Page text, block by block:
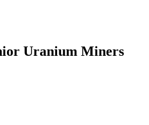
Uranium Miners